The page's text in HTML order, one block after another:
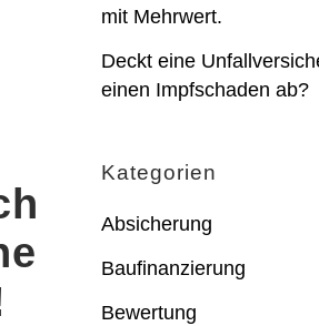
mit Mehrwert.
Deckt eine
einen Impfschaden ab?
Kategorien
Absicherung
Baufinanzierung
Bewertung